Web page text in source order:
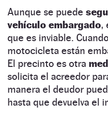
Aunque se puede
vehículo embargado,
que es inviable.
motocicleta están
El precinto es otra
solicita el acreedor
manera el deudor
hasta que devuelva el